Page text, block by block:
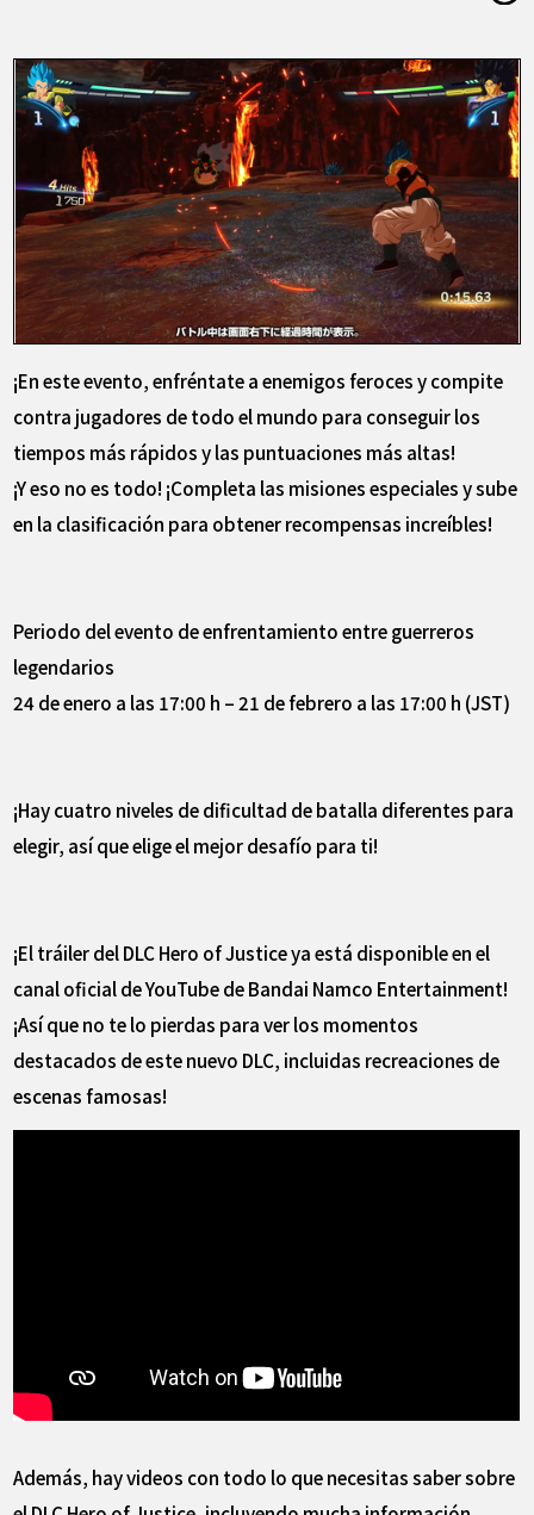
¡En este evento, enfréntate a enemigos feroces y compite
contra jugadores de todo el mundo para conseguir los
tiempos más rápidos y las puntuaciones más altas!
¡Y eso no es todo! ¡Completa las misiones especiales y sube
en la clasificación para obtener recompensas increíbles!
Periodo del evento de enfrentamiento entre guerreros
legendarios
24 de enero a las 17:00 h – 21 de febrero a las 17:00 h (JST)
¡Hay cuatro niveles de dificultad de batalla diferentes para
elegir, así que elige el mejor desafío para ti!
¡El tráiler del DLC Hero of Justice ya está disponible en el
canal oficial de YouTube de Bandai Namco Entertainment!
¡Así que no te lo pierdas para ver los momentos
destacados de este nuevo DLC, incluidas recreaciones de
escenas famosas!
Además, hay videos con todo lo que necesitas saber sobre